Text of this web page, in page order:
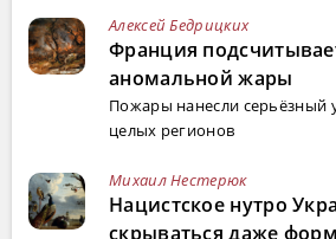
Алексей Бедрицких
Франция
аномальной жары
Пожары нанесли серьёзный
целых регионов
Михаил Нестерюк
Нацистское нутро
скрываться даже